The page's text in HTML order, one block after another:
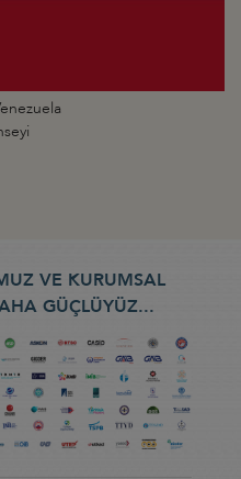
VE KURUMSAL
GÜÇLÜYÜZ...